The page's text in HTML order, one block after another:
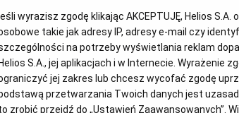
tytuł
OBSERWUJ
Colman
NAPISY
wyrazisz zgodę klikając AKCEPTUJĘ, Helios S.A.
takie jak adresy IP, adresy e-mail czy
na potrzeby wyświetlania reklam
S.A., jej aplikacjach i w Internecie. Wyrażenie
jej zakres lub chcesz wycofać zgodę
przetwarzania Twoich danych jest
zrobić przejdź do „Ustawień Zaawansowanych”.